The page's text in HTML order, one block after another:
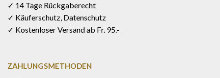
✓ 14 Tage Rückgaberecht
✓ Käuferschutz, Datenschutz
✓ Kostenloser Versand ab Fr. 95.-
ZAHLUNGSMETHODEN